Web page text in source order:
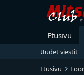
Etusivu
Uudet viestit
Etusivu